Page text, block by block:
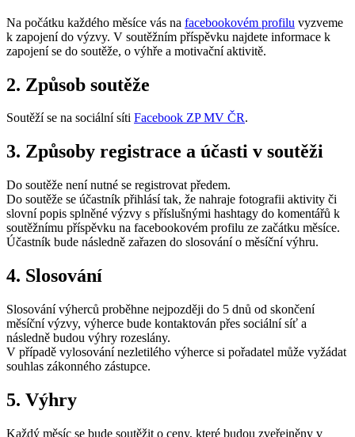
Na počátku každého měsíce vás na facebookovém profilu vyzveme
k zapojení do výzvy. V soutěžním příspěvku najdete informace k
zapojení se do soutěže, o výhře a motivační aktivitě.
2. Způsob soutěže
Soutěží se na sociální síti Facebook ZP MV ČR.
3. Způsoby registrace a účasti v soutěži
Do soutěže není nutné se registrovat předem.
Do soutěže se účastník přihlásí tak, že nahraje fotografii aktivity či
slovní popis splněné výzvy s příslušnými hashtagy do komentářů k
soutěžnímu příspěvku na facebookovém profilu ze začátku měsíce.
Účastník bude následně zařazen do slosování o měsíční výhru.
4. Slosování
Slosování výherců proběhne nejpozději do 5 dnů od skončení
měsíční výzvy, výherce bude kontaktován přes sociální síť a
následně budou výhry rozeslány.
V případě vylosování nezletilého výherce si pořadatel může vyžádat
souhlas zákonného zástupce.
5. Výhry
Každý měsíc se bude soutěžit o ceny, které budou zveřejněny v